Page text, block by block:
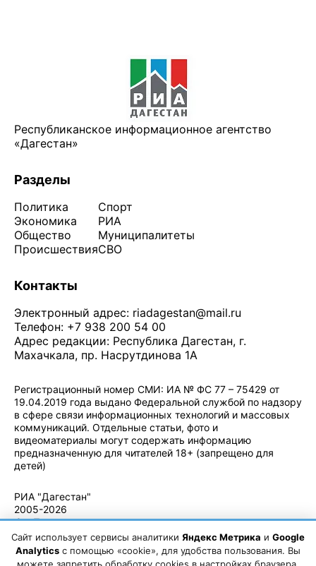
Республиканское информационное агентство
«Дагестан»
Разделы
Политика
Экономика
Общество
Происшествия
Спорт
РИА
Муниципалитеты
СВО
Контакты
Электронный адрес: riadagestan@mail.ru
Телефон: +7 938 200 54 00
Адрес редакции: Республика Дагестан, г.
Махачкала, пр. Насрутдинова 1А
Регистрационный номер СМИ: ИА № ФС 77 – 75429 от
19.04.2019 года выдано Федеральной службой по надзору
в сфере связи информационных технологий и массовых
коммуникаций. Отдельные статьи, фото и
видеоматериалы могут содержать информацию
предназначенную для читателей 18+ (запрещено для
детей)
РИА "Дагестан"
2005-2026
© - Правила
использования
материалов.
Авторские
Сайт использует сервисы аналитики Яндекс Метрика и Google
Analytics с помощью «cookie», для удобства пользования. Вы